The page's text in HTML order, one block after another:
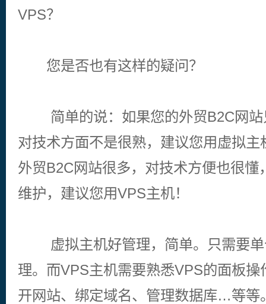
VPS？
您是否也有这样的疑问？
简单的说：如果您的外贸B2C网站
对技术方面不是很熟，建议您用虚拟
外贸B2C网站很多，对技术方便也很懂
维护，建议您用VPS主机！
虚拟主机好管理，简单。只需要单
理。而VPS主机需要熟悉VPS的面板
开网站、绑定域名、管理数据库…等等